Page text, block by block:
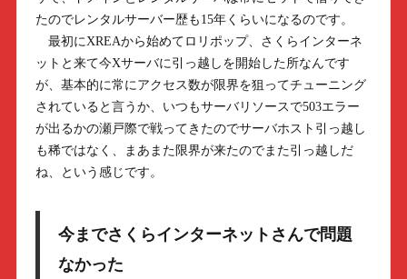
たのでレンタルサーバー歴も15年くらいになるのです。
最初にXREAから始めてロリポップ、さくらインターネ
ットと来て今Xサーバに引っ越しを開始した所なんです
が、基本的に常にアクセス数が限界を狙ってチューニング
されていると言うか、いつもサーバリソースで503エラー
が出るかの瀬戸際で戦ってきたのでサーバホスト引っ越し
も稀ではなく、まあまた限界が来たのでまた引っ越しだ
ね、という感じです。
今までさくらインターネットさんで問題
なかった